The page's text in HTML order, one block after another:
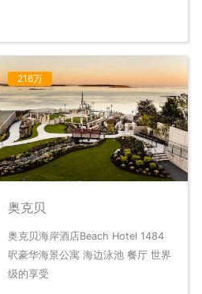
216万
奥克贝
奥克贝海岸酒店Beach Hotel 1484
呎豪华海景公寓 海边泳池 餐厅 世界
级的享受